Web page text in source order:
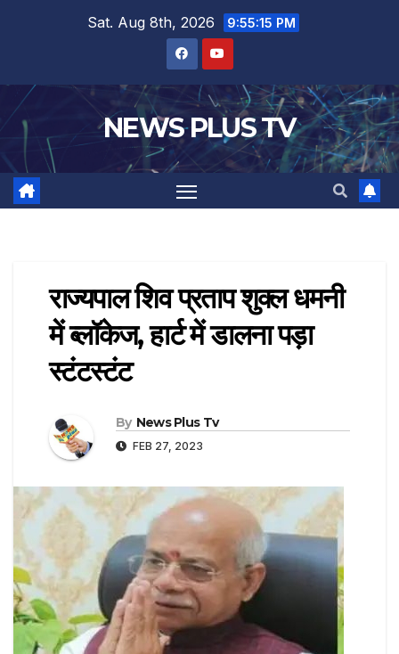
Sat. Aug 8th, 2026 9:55:16 PM
NEWS PLUS TV
राज्यपाल शिव प्रताप शुक्ल धमनी
में ब्लॉकेज, हार्ट में डालना पड़ा
स्टंटस्टंट
By News Plus Tv
FEB 27, 2023